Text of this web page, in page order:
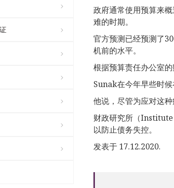
政府通常使用预算来
难的时期。
官方预测已经预测了
机前的水平。
根据预算责任办公室
Sunak在今年早些时
他说，尽管为应对这
财政研究所（Institute
以防止债务失控。
发表于 17.12.2020.